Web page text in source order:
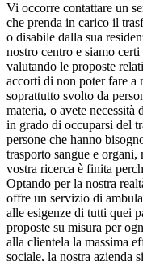
Vi occorre contattare un
che prenda in carico il
o disabile dalla sua
nostro centro e siamo
valutando le proposte
accorti di non poter fare a
soprattutto svolto da
materia, o avete necessità
in grado di occuparsi del
persone che hanno
trasporto sangue e organi,
vostra ricerca è finita
Optando per la nostra
offre un servizio di
alle esigenze di tutti quei
proposte su misura per
alla clientela la massima
sociale, la nostra azienda